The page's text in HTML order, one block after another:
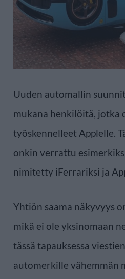
Uuden automallin
mukana henkilöitä, jotka
työskennelleet Applelle.
onkin verrattu
nimitetty iFerrariksi ja
Yhtiön saama näkyvyys
mikä ei ole yksinomaan
tässä tapauksessa
automerkille vähemmän